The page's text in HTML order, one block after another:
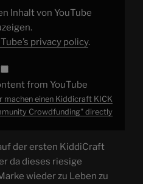
Inhalt von YouTube
privacy policy.
from YouTube
machen einen Kiddicraft KICK
Crowdfunding" directly
der ersten KiddiCraft
da dieses riesige
wieder zu Leben zu